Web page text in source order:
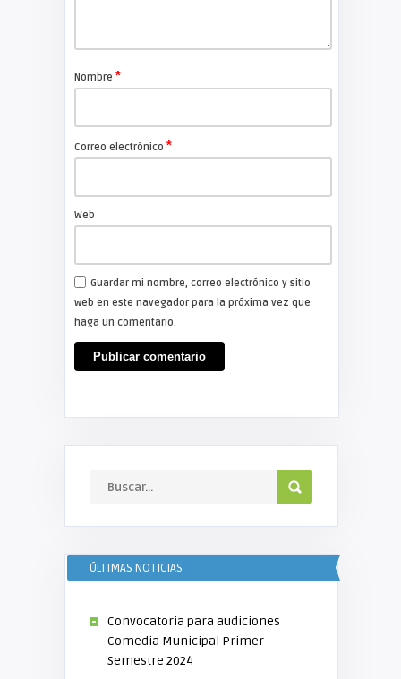
Nombre *
Correo electrónico *
Web
Guardar mi nombre, correo electrónico y sitio
web en este navegador para la próxima vez que
haga un comentario.
ÚLTIMAS NOTICIAS
Convocatoria para audiciones
Comedia Municipal Primer
Semestre 2024